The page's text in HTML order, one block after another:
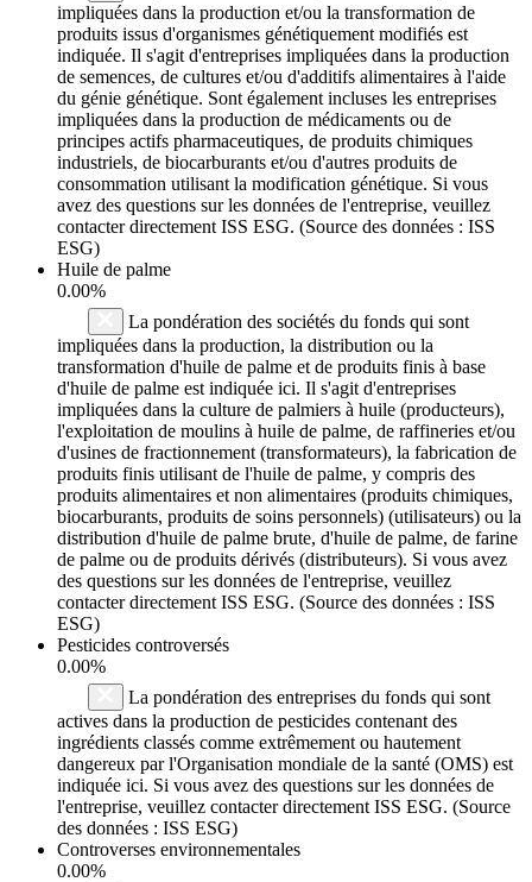
impliquées dans la production et/ou la transformation de
produits issus d'organismes génétiquement modifiés est
indiquée. Il s'agit d'entreprises impliquées dans la production
de semences, de cultures et/ou d'additifs alimentaires à l'aide
du génie génétique. Sont également incluses les entreprises
impliquées dans la production de médicaments ou de
principes actifs pharmaceutiques, de produits chimiques
industriels, de biocarburants et/ou d'autres produits de
consommation utilisant la modification génétique. Si vous
avez des questions sur les données de l'entreprise, veuillez
contacter directement ISS ESG. (Source des données : ISS
ESG)
Huile de palme
0.00%
La pondération des sociétés du fonds qui sont
impliquées dans la production, la distribution ou la
transformation d'huile de palme et de produits finis à base
d'huile de palme est indiquée ici. Il s'agit d'entreprises
impliquées dans la culture de palmiers à huile (producteurs),
l'exploitation de moulins à huile de palme, de raffineries et/ou
d'usines de fractionnement (transformateurs), la fabrication de
produits finis utilisant de l'huile de palme, y compris des
produits alimentaires et non alimentaires (produits chimiques,
biocarburants, produits de soins personnels) (utilisateurs) ou la
distribution d'huile de palme brute, d'huile de palme, de farine
de palme ou de produits dérivés (distributeurs). Si vous avez
des questions sur les données de l'entreprise, veuillez
contacter directement ISS ESG. (Source des données : ISS
ESG)
Pesticides controversés
0.00%
La pondération des entreprises du fonds qui sont
actives dans la production de pesticides contenant des
ingrédients classés comme extrêmement ou hautement
dangereux par l'Organisation mondiale de la santé (OMS) est
indiquée ici. Si vous avez des questions sur les données de
l'entreprise, veuillez contacter directement ISS ESG. (Source
des données : ISS ESG)
Controverses environnementales
0.00%